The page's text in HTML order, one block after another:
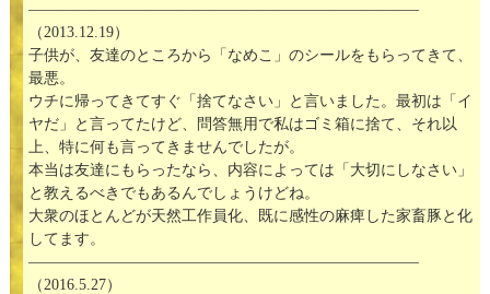
—————————————————————————–
（2013.12.19）
子供が、友達のところから「なめこ」のシールをもらってきて、
最悪。
ウチに帰ってきてすぐ「捨てなさい」と言いました。最初は「イ
ヤだ」と言ってたけど、問答無用で私はゴミ箱に捨て、それ以
上、特に何も言ってきませんでしたが。
本当は友達にもらったなら、内容によっては「大切にしなさい」
と教えるべきでもあるんでしょうけどね。
大衆のほとんどが天然工作員化、既に感性の麻痺した家畜豚と化
してます。
—————————————————————————–
（2016.5.27）